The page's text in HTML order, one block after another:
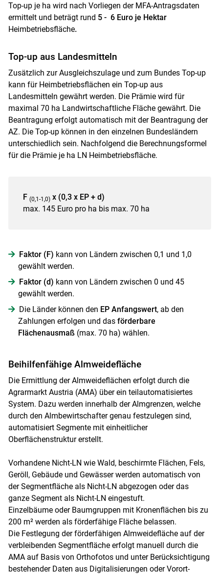
Top-up je ha wird nach Vorliegen der MFA-Antragsdaten
ermittelt und beträgt rund 5 - 6 Euro je Hektar
Heimbetriebsfläche.
Top-up aus Landesmitteln
Zusätzlich zur Ausgleichszulage und zum Bundes Top-up
kann für Heimbetriebsflächen ein Top-up aus
Landesmitteln gewährt werden. Die Prämie wird für
maximal 70 ha Landwirtschaftliche Fläche gewährt. Die
Beantragung erfolgt automatisch mit der Beantragung der
AZ. Die Top-up können in den einzelnen Bundesländern
unterschiedlich sein. Nachfolgend die Berechnungsformel
für die Prämie je ha LN Heimbetriebsfläche.
F (0,1-1,0) x (0,3 x EP + d)
max. 145 Euro pro ha bis max. 70 ha
Faktor (F) kann von Ländern zwischen 0,1 und 1,0
gewählt werden.
Faktor (d) kann von Ländern zwischen 0 und 45
gewählt werden.
Die Länder können den EP Anfangswert, ab den
Zahlungen erfolgen und das förderbare
Flächenausmaß(max. 70 ha) wählen.
Beihilfenfähige Almweidefläche
Die Ermittlung der Almweideflächen erfolgt durch die
Agrarmarkt Austria (AMA) über ein teilautomatisiertes
System. Dazu werden innerhalb der Almgrenzen, welche
durch den Almbewirtschafter genau festzulegen sind,
automatisiert Segmente mit einheitlicher
Oberflächenstruktur erstellt.
Vorhandene Nicht-LN wie Wald, beschirmte Flächen, Fels,
Geröll, Gebäude und Gewässer werden automatisch von
der Segmentfläche als Nicht-LN abgezogen oder das
ganze Segment als Nicht-LN eingestuft.
Einzelbäume oder Baumgruppen mit Kronenflächen bis zu
200 m² werden als förderfähige Fläche belassen.
Die Festlegung der förderfähigen Almweidefläche auf der
verbleibenden Segmentfläche erfolgt manuell durch die
AMA auf Basis von Orthofotos und unter Berücksichtigung
bestehender Daten aus Digitalisierungen oder Vorort-